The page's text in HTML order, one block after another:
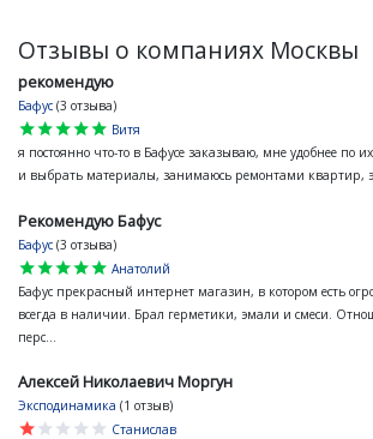
Отзывы о компаниях Москвы
рекомендую
Бафус (3 отзыва)
star
star
star
star
star
Витя
я постоянно что-то в Бафусе заказываю, мне удобнее по
и выбрать материалы, занимаюсь ремонтами квартир,
Рекомендую Бафус
Бафус (3 отзыва)
star
star
star
star
star
Анатолий
Бафус прекрасный интернет магазин, в котором есть
всегда в наличии. Брал герметики, эмали и смеси.
перс...
Алексей Николаевич Моргун
Эксподинамика (1 отзыв)
star
star
star
star
star
Станислав